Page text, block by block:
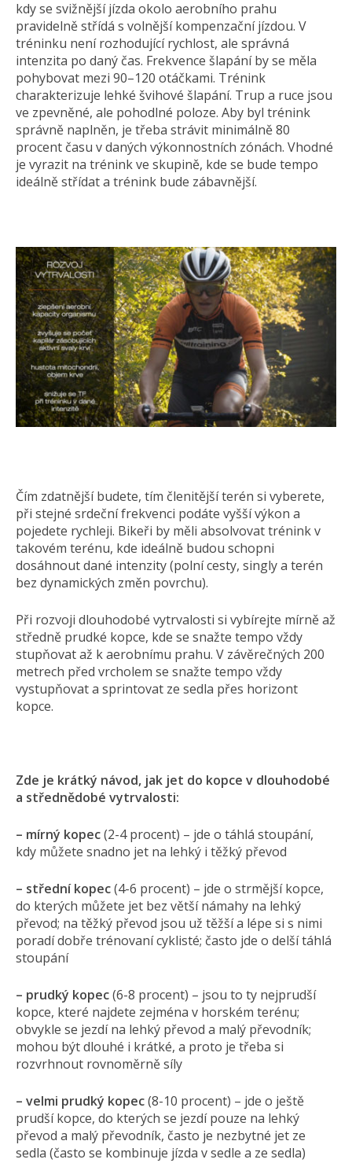
kdy se svižnější jízda okolo aerobního prahu
pravidelně střídá s volnější kompenzační jízdou. V
tréninku není rozhodující rychlost, ale správná
intenzita po daný čas. Frekvence šlapání by se měla
pohybovat mezi 90–120 otáčkami. Trénink
charakterizuje lehké švihové šlapání. Trup a ruce jsou
ve zpevněné, ale pohodlné poloze. Aby byl trénink
správně naplněn, je třeba strávit minimálně 80
procent času v daných výkonnostních zónách. Vhodné
je vyrazit na trénink ve skupině, kde se bude tempo
ideálně střídat a trénink bude zábavnější.
Čím zdatnější budete, tím členitější terén si vyberete,
při stejné srdeční frekvenci podáte vyšší výkon a
pojedete rychleji. Bikeři by měli absolvovat trénink v
takovém terénu, kde ideálně budou schopni
dosáhnout dané intenzity (polní cesty, singly a terén
bez dynamických změn povrchu).
Při rozvoji dlouhodobé vytrvalosti si vybírejte mírně až
středně prudké kopce, kde se snažte tempo vždy
stupňovat až k aerobnímu prahu. V závěrečných 200
metrech před vrcholem se snažte tempo vždy
vystupňovat a sprintovat ze sedla přes horizont
kopce.
Zde je krátký návod, jak jet do kopce v dlouhodobé
a střednědobé vytrvalosti:
– mírný kopec(2-4 procent) – jde o táhlá stoupání,
kdy můžete snadno jet na lehký i těžký převod
– střední kopec(4-6 procent) – jde o strmější kopce,
do kterých můžete jet bez větší námahy na lehký
převod; na těžký převod jsou už těžší a lépe si s nimi
poradí dobře trénovaní cyklisté; často jde o delší táhlá
stoupání
– prudký kopec(6-8 procent) – jsou to ty nejprudší
kopce, které najdete zejména v horském terénu;
obvykle se jezdí na lehký převod a malý převodník;
mohou být dlouhé i krátké, a proto je třeba si
rozvrhnout rovnoměrně síly
– velmi prudký kopec(8-10 procent) – jde o ještě
prudší kopce, do kterých se jezdí pouze na lehký
převod a malý převodník, často je nezbytné jet ze
sedla (často se kombinuje jízda v sedle a ze sedla)